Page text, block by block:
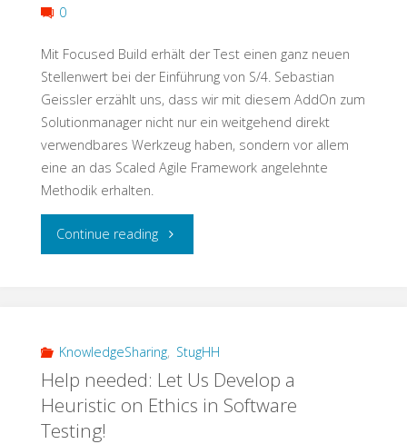
Überholspur"
0
Mit Focused Build erhält der Test einen ganz neuen
Stellenwert bei der Einführung von S/4. Sebastian
Geissler erzählt uns, dass wir mit diesem AddOn zum
Solutionmanager nicht nur ein weitgehend direkt
verwendbares Werkzeug haben, sondern vor allem
eine an das Scaled Agile Framework angelehnte
Methodik erhalten.
Continue reading"Testschnack:
Build
kommt
KnowledgeSharing, StugHH
Help needed: Let Us Develop a
Heuristic on Ethics in Software
Testing!